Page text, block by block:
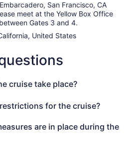
San Francisco, CA
meet at the Yellow Box Office
Gates 3 and 4.
United States
cruise take place?
for the cruise?
are in place during the